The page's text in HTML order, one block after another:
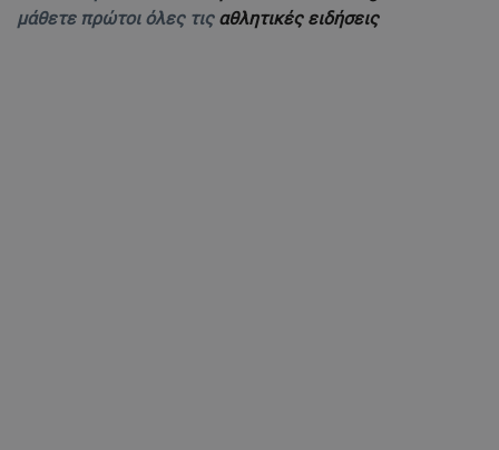
μάθετε πρώτοι όλες τις αθλητικές ειδήσεις